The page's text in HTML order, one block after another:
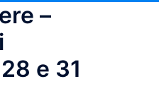
–
e 31